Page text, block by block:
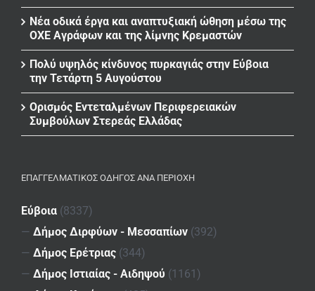
Νέα οδικά έργα και αναπτυξιακή ώθηση μέσω της
ΟΧΕ Αγράφων και της λίμνης Κρεμαστών
Πολύ υψηλός κίνδυνος πυρκαγιάς στην Εύβοια
την Τετάρτη 5 Αυγούστου
Ορισμός Εντεταλμένων Περιφερειακών
Συμβούλων Στερεάς Ελλάδας
ΕΠΑΓΓΕΛΜΑΤΙΚΌΣ ΟΔΗΓΌΣ ΑΝΆ ΠΕΡΙΟΧΉ
Εύβοια (8337)
— Δήμος Διρφύων - Μεσσαπίων (392)
— Δήμος Ερέτριας (344)
— Δήμος Ιστιαίας - Αιδηψού (1161)